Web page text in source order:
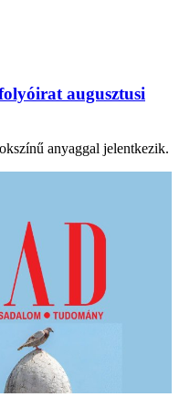
augusztusi
anyaggal jelentkezik.